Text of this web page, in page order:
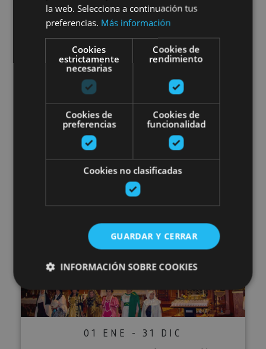
01 ENE - 31 DIC
Bisita antzeztuak Erriberriko
Jauregira
Palacio Real de Olite, Olite
Bisita antzeztuak Corellan
01 ENE - 31 DIC
la web. Selecciona a continuación tus
preferencias. Más información
Cookies
estrictamente
necesarias
Cookies de
rendimiento
Cookies de
preferencias
Cookies de
funcionalidad
Cookies no clasificadas
GUARDAR Y CERRAR
INFORMACIÓN SOBRE COOKIES
Cookies estrictamente necesarias
Cookies de rendimiento
Cookies de preferencias